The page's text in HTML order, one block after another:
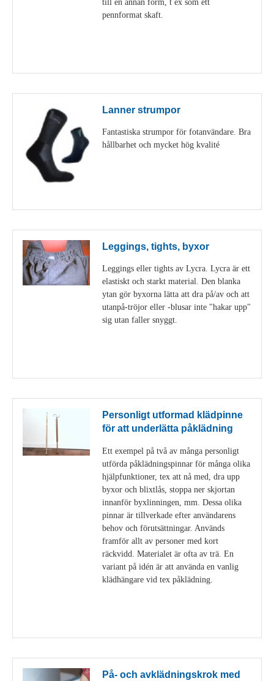
pennformat skaft.
Lanner strumpor
Fantastiska strumpor för fotanvändare. Bra
hållbarhet och mycket hög kvalité
Leggings, tights, byxor
Leggings eller tights av Lycra. Lycra är ett
elastiskt och starkt material. Den blanka
ytan gör byxorna lätta att dra på/av och att
utanpå-tröjor eller -blusar inte "hakar upp"
sig utan faller snyggt.
Personligt utformad klädpinne
för att underlätta påklädning
Ett exempel på två av många personligt
utförda påklädningspinnar för många olika
hjälpfunktioner, tex att nå med, dra upp
byxor och blixtlås, stoppa ner skjortan
innanför byxlinningen, mm. Dessa olika
pinnar är tillverkade efter användarens
behov och förutsättningar. Används
framför allt av personer med kort
räckvidd. Materialet är ofta av trä. En
variant på idén är att använda en vanlig
klädhängare vid tex påklädning.
På- och avklädningskrok med